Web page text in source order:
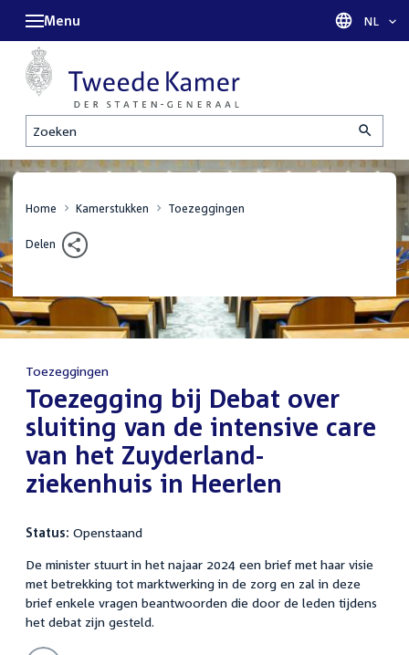
Zoeken
Menu Taal
NL
Home Kamerstukken Toezeggingen
Delen
Toezeggingen
:Toezegging bij Debat over
sluiting van de intensive care
van het Zuyderland-
ziekenhuis in Heerlen
Status: Openstaand
De minister stuurt in het najaar 2024 een brief met haar visie
met betrekking tot marktwerking in de zorg en zal in deze
brief enkele vragen beantwoorden die door de leden tijdens
het debat zijn gesteld.